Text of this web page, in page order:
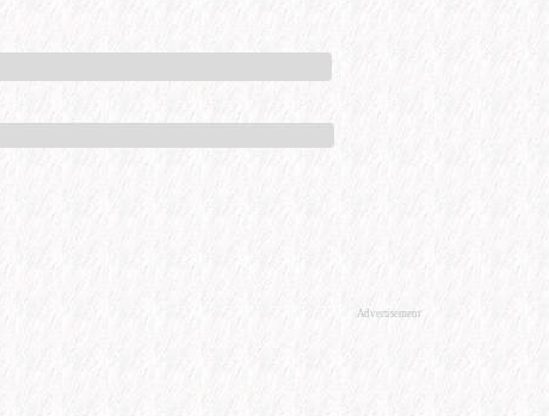
Advertisement